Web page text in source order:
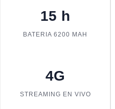
15 h
BATERIA 6200 MAH
4G
STREAMING EN VIVO